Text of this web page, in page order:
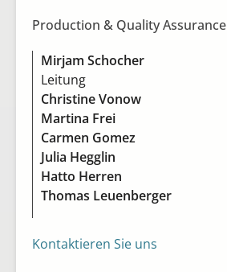
Production & Quality Assurance
Mirjam Schocher
Leitung
Christine Vonow
Martina Frei
Carmen Gomez
Julia Hegglin
Hatto Herren
Thomas Leuenberger
Kontaktieren Sie uns